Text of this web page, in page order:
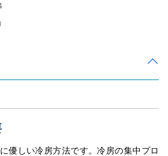
優しい冷房方法です。冷房の集中プロ